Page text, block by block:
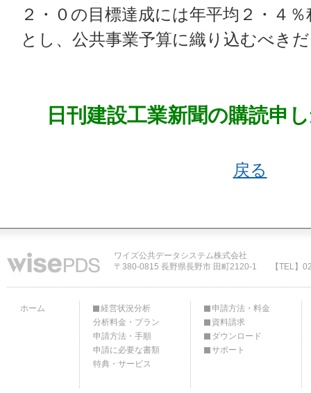
２・０の目標達成には年平均２・４
とし、公共事業予算に織り込むべき
日刊建設工業新聞の購読申
戻る
ワイズ公共データシステム株式会社
〒380-0815 長野県長野市 田町2120-1
【TEL】
ホーム
経営状況分析
分析料金・プラン
申請方法・手順
申請に必要な書類
特典・サービス
申請方法・料金
資料請求
ダウンロード
サポート